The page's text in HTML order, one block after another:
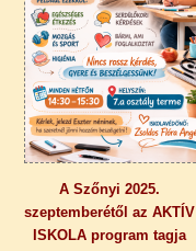
A Szőnyi 2025.
szeptemberétől az AKTÍV
ISKOLA program tagja